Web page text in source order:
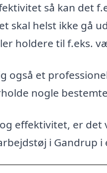
så kan det
skal helst ikke gå
holdere til f.eks.
også et
nogle
effektivitet, er det
i Gandrup i